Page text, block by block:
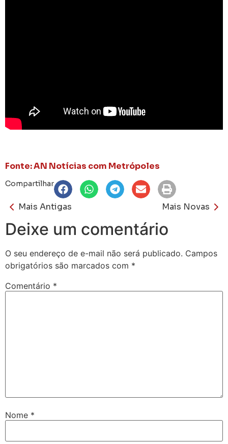
Fonte: AN Notícias com Metrópoles
Compartilhar
Mais Antigas Mais Novas
Deixe um comentário
O seu endereço de e-mail não será publicado. Campos
obrigatórios são marcados com *
Comentário *
Nome *